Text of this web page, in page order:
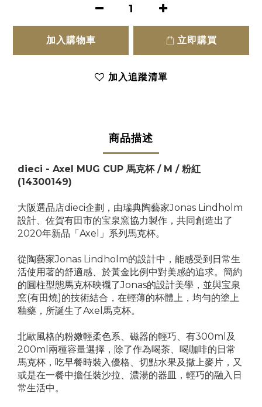
加入購物車 立即購買
加入追蹤清單
商品描述
dieci - Axel MUG CUP 馬克杯 / M / 粉紅
(14300149)
大阪選品店dieci企劃，由瑞典陶藝家Jonas Lindholm
設計、佐賀有田市的宝泉窯協力製作，共同創造出了
2020年新品「Axel」系列馬克杯。
從陶藝家Jonas Lindholm的設計中，能感受到日常生
活使用著的舒適感、於黃金比例中對美感的追求。簡約
的圓柱型態馬克杯映襯了Jonas的設計美學，並與宝泉
窯(有田燒)的技術結合，在輕薄的杯體上，均勻的塗上
釉藥，所誕生了Axel馬克杯。
北歐風格的粉嫩輕柔色系、磁器的輕巧、有300ml及
200ml兩種容量選擇，除了作為喝茶、喝咖啡的日常
馬克杯，吃早餐時裝入優格、切點水果及撒上麥片，又
或是在一餐中擔任裝沙拉、濃湯的器皿，輕巧的融入日
常生活中。